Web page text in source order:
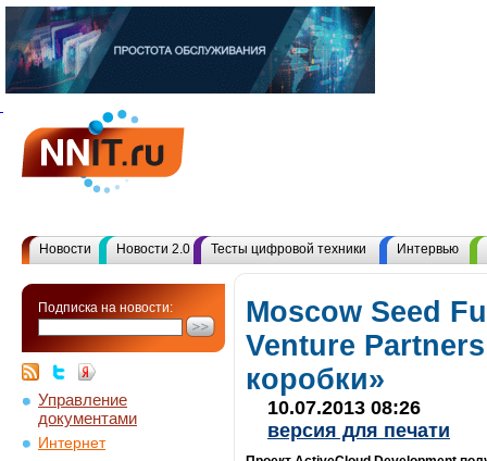
Новости Новости 2.0 Тесты цифровой техники Интервью
Подписка на новости:
Управление
документами
Интернет
Moscow Seed
Venture
коробки»
10.07.2013 08:26
версия для печати